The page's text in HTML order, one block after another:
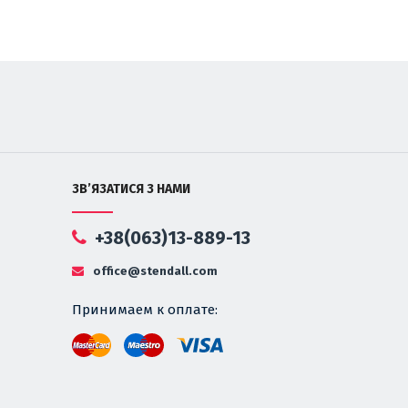
ЗВ’ЯЗАТИСЯ З НАМИ
+38(063)13-889-13
office@stendall.com
Принимаем к оплате: